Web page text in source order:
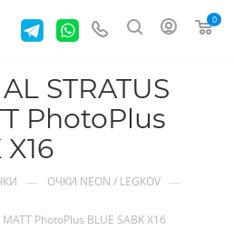
0
STRATUS
PhotoPlus
— ОЧКИ NEON / LEGKOV —
PhotoPlus BLUE SABK X16